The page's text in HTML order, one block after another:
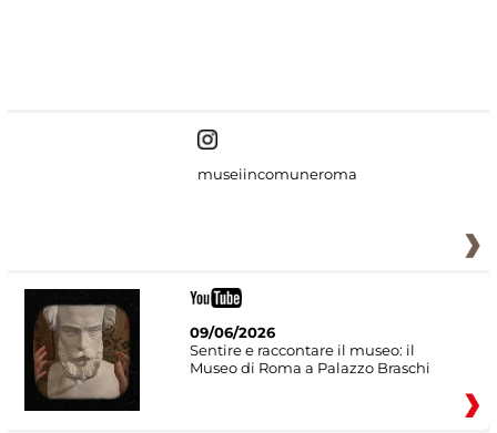
museiincomuneroma
09/06/2026
Sentire e raccontare il museo: il
Museo di Roma a Palazzo Braschi